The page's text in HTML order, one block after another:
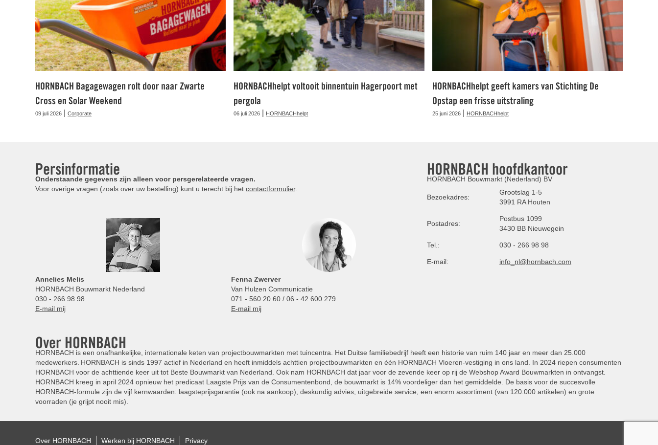
HORNBACH Bagagewagen rolt door naar Zwarte
Cross en Solar Weekend
09 juli 2026 Corporate
HORNBACHhelpt voltooit binnentuin Hagerpoort met
pergola
06 juli 2026 HORNBACHhelpt
HORNBACHhelpt geeft kamers van Stichting De
Opstap een frisse uitstraling
25 juni 2026| HORNBACHhelpt
Persinformatie
Onderstaande gegevens zijn alleen voor persgerelateerde vragen.
Voor overige vragen (zoals over uw bestelling) kunt u terecht bij het contactformulier.
Annelies Melis
HORNBACH Bouwmarkt Nederland
030 - 266 98 98
E-mail mij
Fenna Zwerver
Van Hulzen Communicatie
071 - 560 20 60 / 06 - 42 600 279
E-mail mij
HORNBACH hoofdkantoor
HORNBACH Bouwmarkt (Nederland) BV
Bezoekadres:
Grootslag 1-5
3991 RA Houten
Postadres:
Postbus 1099
3430 BB Nieuwegein
Tel.: 030 - 266 98 98
E-mail: info_nl@hornbach.com
Over HORNBACH
HORNBACH is een onafhankelijke, internationale keten van projectbouwmarkten met tuincentra. Het Duitse familiebedrijf heeft een historie van ruim 140 jaar en meer dan 25.000
medewerkers. HORNBACH is sinds 1997 actief in Nederland en heeft inmiddels achttien projectbouwmarkten en één HORNBACH Vloeren-vestiging in ons land. In 2024 riepen consumenten
HORNBACH voor de achttiende keer uit tot Beste Bouwmarkt van Nederland. Ook nam HORNBACH dat jaar voor de zevende keer op rij de Webshop Award Bouwmarkten in ontvangst.
HORNBACH kreeg in april 2024 opnieuw het predicaat Laagste Prijs van de Consumentenbond, de bouwmarkt is 14% voordeliger dan het gemiddelde. De basis voor de succesvolle
HORNBACH-formule zijn de vijf kernwaarden: laagsteprijsgarantie (ook na aankoop), deskundig advies, uitgebreide service, een enorm assortiment (van 120.000 artikelen) en grote
voorraden (je grijpt nooit mis).
Over HORNBACH Werken bij HORNBACH Privacy